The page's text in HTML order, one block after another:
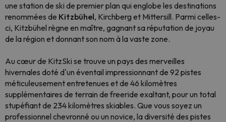
une station de ski de premier plan qui englobe les destinations
renommées de Kitzbühel, Kirchberg et Mittersill. Parmi celles-
ci, Kitzbühel règne en maître, gagnant sa réputation de joyau
de la région et donnant son nom à la vaste zone.
Au cœur de KitzSki se trouve un pays des merveilles
hivernales doté d'un éventail impressionnant de 92 pistes
méticuleusement entretenues et de 46 kilomètres
supplémentaires de terrain de freeride exaltant, pour un total
stupéfiant de 234 kilomètres skiables. Que vous soyez un
professionnel chevronné ou un novice, la diversité des pistes